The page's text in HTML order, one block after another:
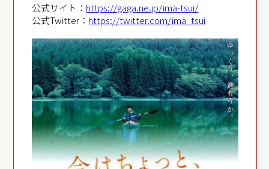
公式サイト： https://gaga.ne.jp/ima-tsui/
公式Twitter： https://twitter.com/ima_tsui